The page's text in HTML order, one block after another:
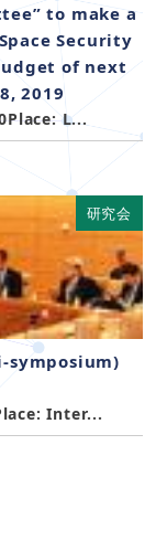
to make a
Security
of next
2019
L...
研究会
symposium)
Inter...